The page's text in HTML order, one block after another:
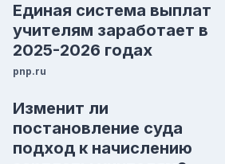
Единая система выплат
учителям заработает в
2025-2026 годах
pnp.ru
Изменит ли
постановление суда
подход к начислению